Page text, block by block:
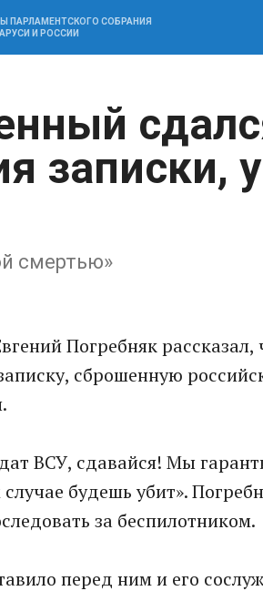
ПАРЛАМЕНТСКОГО СОБРАНИЯ
И РОССИИ
записки,
смертью»
Погребняк рассказал,
сброшенную
ВСУ, сдавайся! Мы
будешь убит».
за беспилотником.
перед ним и его